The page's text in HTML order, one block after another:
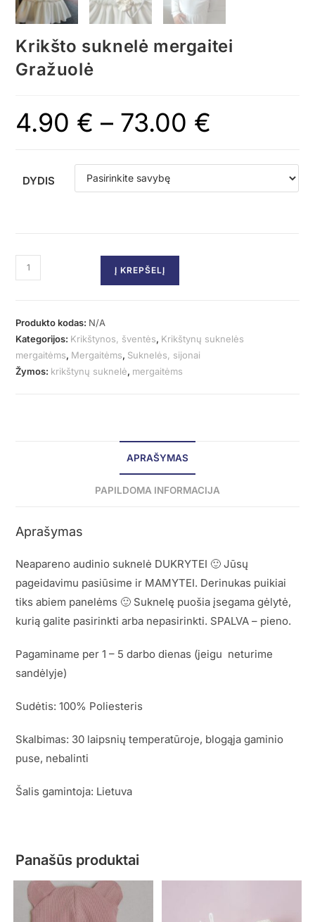
Krikšto suknelė mergaitei
Gražuolė
4.90 € – 73.00 €
DYDIS
Į KREPŠELĮ
Produkto kodas: N/A
Kategorijos: Krikštynos, šventės, Krikštynų suknelės
mergaitėms, Mergaitėms, Suknelės, sijonai
Žymos: krikštynų suknelė, mergaitėms
APRAŠYMAS
PAPILDOMA INFORMACIJA
Aprašymas
Neapareno audinio suknelė DUKRYTEI 🙂 Jūsų
pageidavimu pasiūsime ir MAMYTEI. Derinukas puikiai
tiks abiem panelėms 🙂 Suknelę puošia įsegama gėlytė,
kurią galite pasirinkti arba nepasirinkti. SPALVA – pieno.
Pagaminame per 1 – 5 darbo dienas (jeigu neturime
sandėlyje)
Sudėtis: 100% Poliesteris
Skalbimas: 30 laipsnių temperatūroje, blogąja gaminio
puse, nebalinti
Šalis gamintoja: Lietuva
Panašūs produktai